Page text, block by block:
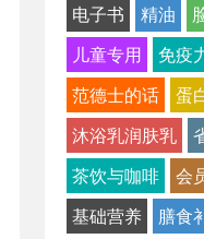
电子书 精油
儿童专用
免疫
范德士的话
蛋
沐浴乳润肤乳
茶饮与咖啡
会
基础营养
膳食